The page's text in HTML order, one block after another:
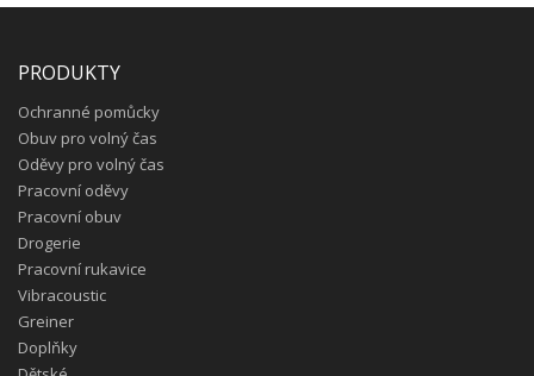
PRODUKTY
Ochranné pomůcky
Obuv pro volný čas
Oděvy pro volný čas
Pracovní oděvy
Pracovní obuv
Drogerie
Pracovní rukavice
Vibracoustic
Greiner
Doplňky